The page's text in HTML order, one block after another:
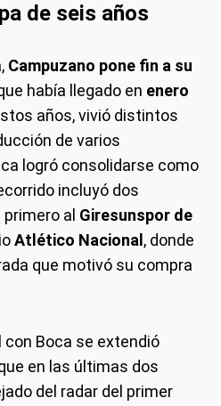
de seis años
Campuzano pone fin a su
había llegado en enero
años, vivió distintos
de varios
logró consolidarse como
incluyó dos
al Giresunspor de
Atlético Nacional , donde
que motivó su compra
Boca se extendió
en las últimas dos
del radar del primer